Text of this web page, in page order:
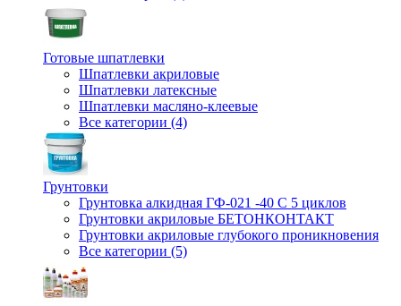
Готовые шпатлевки
Шпатлевки акриловые
Шпатлевки латексные
Шпатлевки масляно-клеевые
Все категории (4)
Грунтовки
Грунтовка алкидная ГФ-021 -40 С 5 циклов
Грунтовки акриловые БЕТОНКОНТАКТ
Грунтовки акриловые глубокого проникновения
Все категории (5)